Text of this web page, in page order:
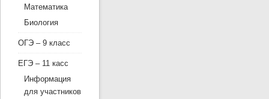
Математика
Биология
ОГЭ – 9 класс
ЕГЭ – 11 касс
Информация
для участников